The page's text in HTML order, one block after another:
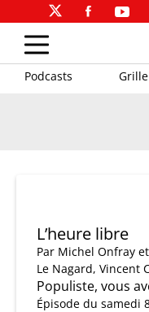
Podcasts Grille
L’heure libre
Par Michel Onfray
Le Nagard, Vincent
Populiste, vous
Épisode du samedi